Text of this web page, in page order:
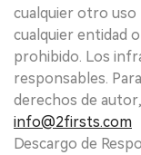
cualquier otro
cualquier entidad
prohibido. Los
responsables.
derechos de
info@2firsts.com
Descargo de